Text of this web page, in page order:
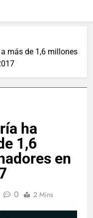
más de 1,6 millones
ha
1,6
en
0 2 Mins